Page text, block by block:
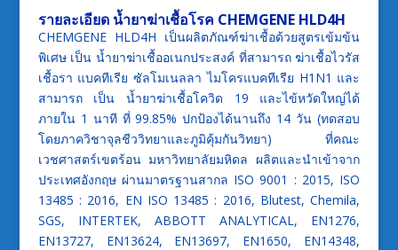
รายละเอียด น้ำยาฆ่าเชื้อโรค CHEMGENE HLD4H
CHEMGENE HLD4H เป็นผลิตภัณฑ์ฆ่าเชื้อด้วยสูตรเข้มข้น
พิเศษ เป็น น้ำยาฆ่าเชื้ออเนกประสงค์ ที่สามารถ ฆ่าเชื้อไวรัส
เชื้อรา แบคทีเรีย ซัลโมเนลลา ไมโครแบคทีเรีย H1N1 และ
สามารถ เป็น น้ำยาฆ่าเชื้อโควิด 19 และไข้หวัดใหญ่ได้
ภายใน 1 นาที ที่ 99.85% ปกป้องได้นานถึง 14 วัน (ทดสอบ
โดยภาควิชาจุลชีววิทยาและภูมิคุ้มกันวิทยา) ที่คณะ
เวชศาสตร์เขตร้อน มหาวิทยาลัยมหิดล ผลิตและนำเข้าจาก
ประเทศอังกฤษ ผ่านมาตรฐานสากล ISO 9001 : 2015, ISO
13485 : 2016, EN ISO 13485 : 2016, Blutest, Chemila,
SGS, INTERTEK, ABBOTT ANALYTICAL, EN1276,
EN13727, EN13624, EN13697, EN1650, EN14348,